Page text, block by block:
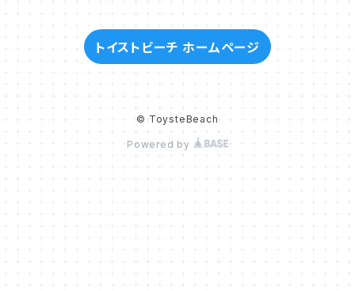
トイストビーチ ホームページ
© ToysteBeach
Powered by